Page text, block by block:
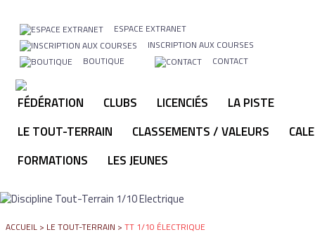
ESPACE EXTRANET
INSCRIPTION AUX COURSES
BOUTIQUE
CONTACT
FÉDÉRATION CLUBS LICENCIÉS
LA PISTE
LE TOUT-TERRAIN
CLASSEMENTS / VALEURS
FORMATIONS
LES JEUNES
ACCUEIL > LE TOUT-TERRAIN >TT 1/10 ÉLECTRIQUE